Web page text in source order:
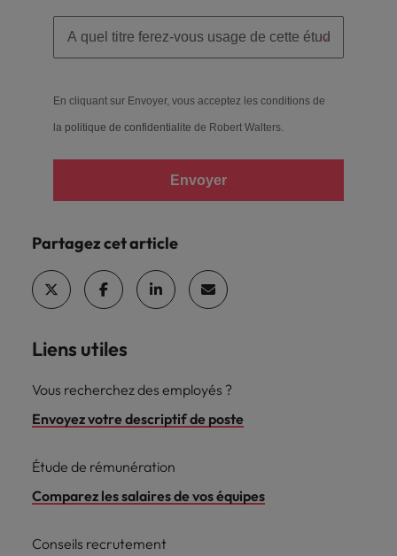
En cliquant sur Envoyer, vous acceptez les conditions de
la politique de confidentialite de Robert Walters.
Envoyer
Partagez cet article
Liens utiles
Vous recherchez des employés ?
Envoyez votre descriptif de poste
Étude de rémunération
Comparez les salaires de vos équipes
Conseils recrutement